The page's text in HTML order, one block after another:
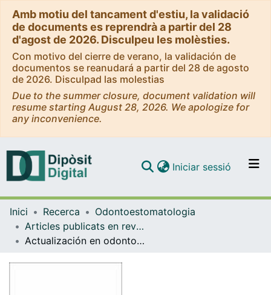
Amb motiu del tancament d'estiu, la validació
de documents es reprendrà a partir del 28
d'agost de 2026. Disculpeu les molèsties.
Con motivo del cierre de verano, la validación de
documentos se reanudará a partir del 28 de agosto
de 2026. Disculpad las molestias
Due to the summer closure, document validation will
resume starting August 28, 2026. We apologize for
any inconvenience.
Navega per tot el DD
Com publicar
Iniciar sessió (current)
Inici Recerca
Odontoestomatologia
Articles publicats en revistes (Odontoestomatologia)
Actualización en odontopediatría 2002